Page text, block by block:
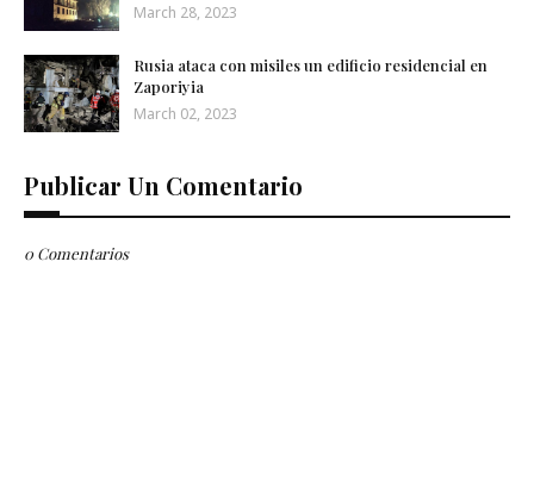
March 28, 2023
Rusia ataca con misiles un edificio residencial en
Zaporiyia
March 02, 2023
Publicar Un Comentario
0 Comentarios